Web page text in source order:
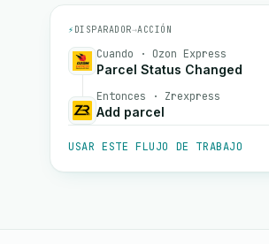
⚡ DISPARADOR→ACCIÓN
Cuando · Ozon Express
Parcel Status Changed
Entonces · Zrexpress
Add parcel
USAR ESTE FLUJO DE TRABAJO